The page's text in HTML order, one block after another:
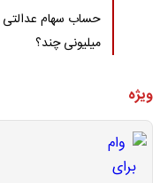
حساب سهام
میلیونی چند؟
ویژه